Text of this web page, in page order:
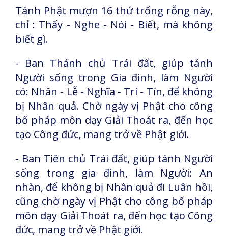
Tánh Phật mượn 16 thứ trống rỗng này,
chỉ : Thấy - Nghe - Nói - Biết, mà không
biết gì.
- Ban Thánh chủ Trái đất, giúp tánh
Người sống trong Gia đình, làm Người
có: Nhân - Lễ - Nghĩa - Trí - Tín, để không
bị Nhân quả. Chờ ngày vị Phật cho công
bố pháp môn dạy Giải Thoát ra, đến học
tạo Công đức, mang trở về Phật giới.
- Ban Tiên chủ Trái đất, giúp tánh Người
sống trong gia đình, làm Người: An
nhàn, để không bị Nhân quả đi Luân hồi,
cũng chờ ngày vị Phật cho công bố pháp
môn dạy Giải Thoát ra, đến học tạo Công
đức, mang trở về Phật giới.